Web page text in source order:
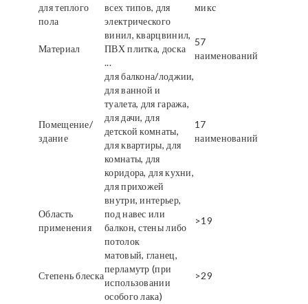
для теплого
пола
всех типов, для
электрического
микс
Материал
винил, кварцвинил,
ПВХ плитка, доска
...
57
наименований
Помещение/
здание
для балкона/лоджии,
для ванной и
туалета, для гаража,
для дачи, для
детской комнаты,
для квартиры, для
комнаты, для
коридора, для кухни,
для прихожей
17
наименований
Область
применения
внутри, интерьер,
под навес или
балкон, стены либо
потолок
>19
Степень блеска
матовый, гланец,
перламутр (при
использовании
особого лака)
>29